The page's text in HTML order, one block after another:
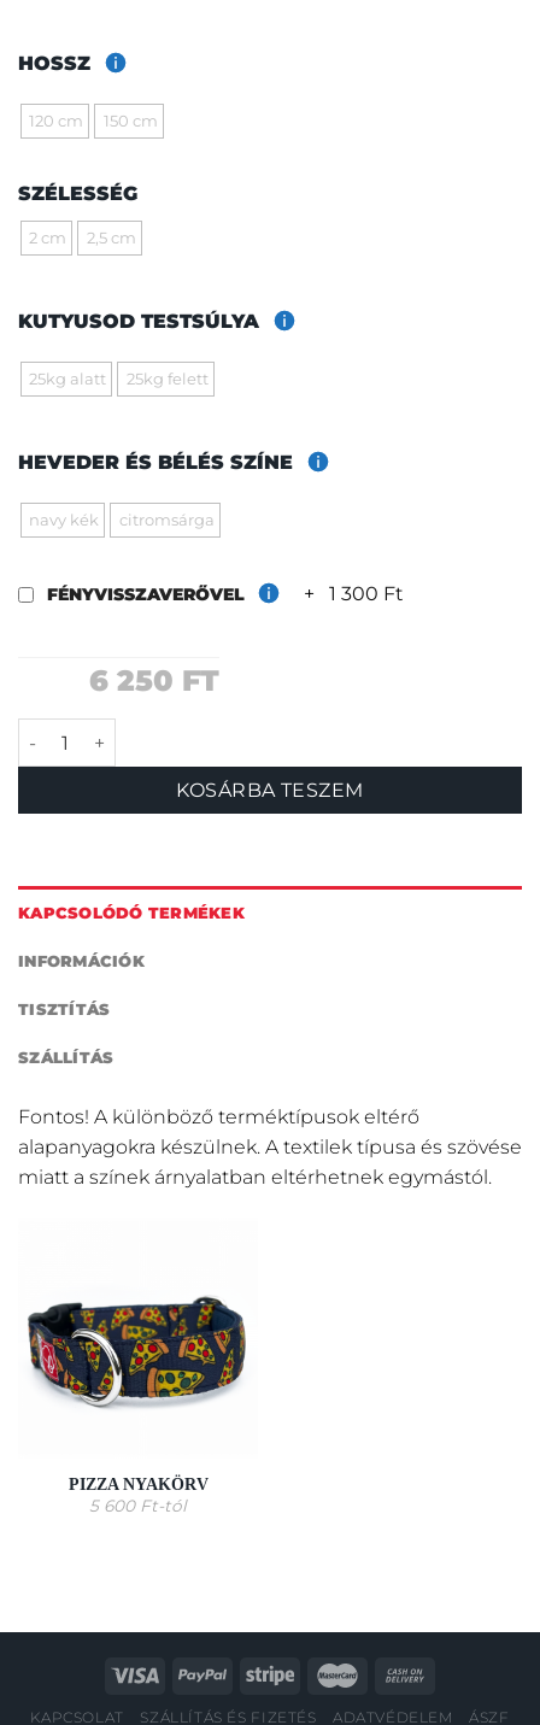
HOSSZ
120 cm 150 cm
SZÉLESSÉG
2 cm 2,5 cm
KUTYUSOD TESTSÚLYA
25kg alatt 25kg felett
HEVEDER ÉS BÉLÉS SZÍNE
navy kék citromsárga
FÉNYVISSZAVERŐVEL + 1 300 Ft
6 250 FT
Pizza póráz mennyiség
KOSÁRBA TESZEM
KAPCSOLÓDÓ TERMÉKEK
INFORMÁCIÓK
TISZTÍTÁS
SZÁLLÍTÁS
Fontos! A különböző terméktípusok eltérő
alapanyagokra készülnek. A textilek típusa és szövése
miatt a színek árnyalatban eltérhetnek egymástól.
PIZZA NYAKÖRV
5 600 Ft-tól
KAPCSOLAT SZÁLLÍTÁS ÉS FIZETÉS ADATVÉDELEM ÁSZF